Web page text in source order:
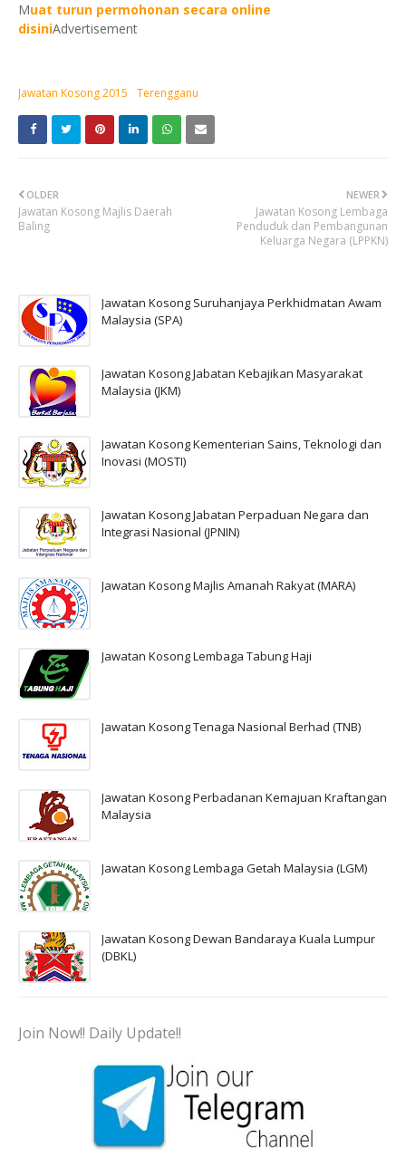
Muat turun permohonan secara online
disiniAdvertisement
Jawatan Kosong 2015 Terengganu
NEWER
Jawatan Kosong Lembaga
Penduduk dan Pembangunan
Keluarga Negara (LPPKN)
OLDER
Jawatan Kosong Majlis Daerah
Baling
Jawatan Kosong Suruhanjaya Perkhidmatan Awam
Malaysia (SPA)
Jawatan Kosong Jabatan Kebajikan Masyarakat
Malaysia (JKM)
Jawatan Kosong Kementerian Sains, Teknologi dan
Inovasi (MOSTI)
Jawatan Kosong Jabatan Perpaduan Negara dan
Integrasi Nasional (JPNIN)
Jawatan Kosong Majlis Amanah Rakyat (MARA)
Jawatan Kosong Lembaga Tabung Haji
Jawatan Kosong Tenaga Nasional Berhad (TNB)
Jawatan Kosong Perbadanan Kemajuan Kraftangan
Malaysia
Jawatan Kosong Lembaga Getah Malaysia (LGM)
Jawatan Kosong Dewan Bandaraya Kuala Lumpur
(DBKL)
Join Now!! Daily Update!!